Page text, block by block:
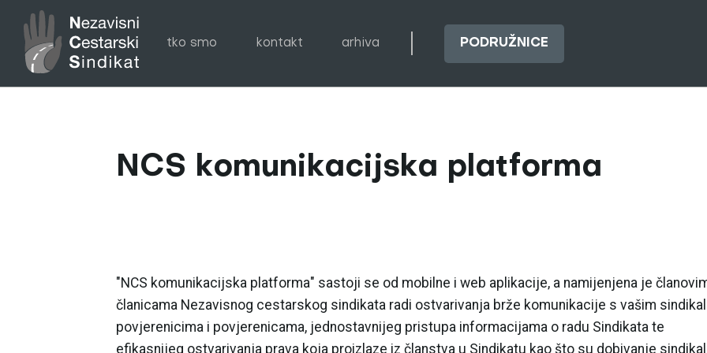
tko smo kontakt arhiva PODRUŽNICE
NCS komunikacijska platforma
"NCS komunikacijska platforma" sastoji se od mobilne i web aplikacije, a namijenjena je
članicama Nezavisnog cestarskog sindikata radi ostvarivanja brže komunikacije s vašim
povjerenicima i povjerenicama, jednostavnijeg pristupa informacijama o radu Sindikata te
efikasnijeg ostvarivanja prava koja proizlaze iz članstva u Sindikatu kao što su dobivanje